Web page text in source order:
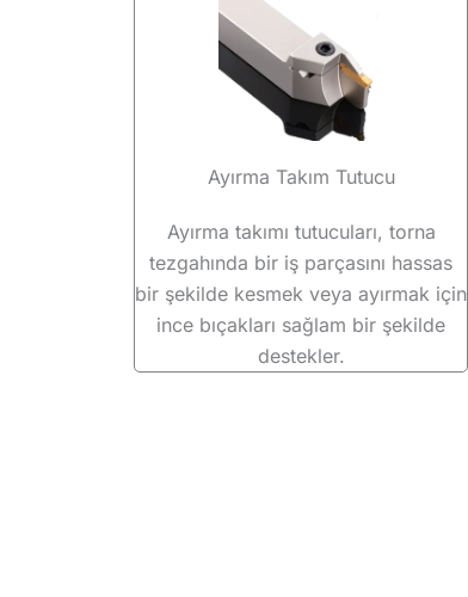
Ayırma Takım Tutucu
Ayırma takımı tutucuları, torna
tezgahında bir iş parçasını hassas
bir şekilde kesmek veya ayırmak için
ince bıçakları sağlam bir şekilde
destekler.